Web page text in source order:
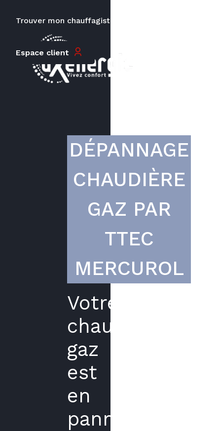
Trouver mon chauffagiste
Espace client
DÉPANNAGE
CHAUDIÈRE
GAZ PAR
TTEC
MERCUROL
Votre
chaudière
gaz
est
en
panne?